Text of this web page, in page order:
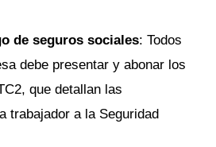
de seguros sociales: Todos
debe presentar y abonar los
que detallan las
trabajador a la Seguridad